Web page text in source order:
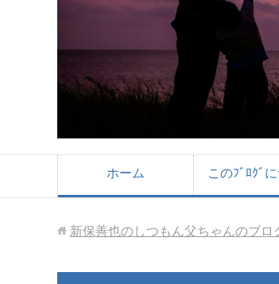
ホーム このﾌﾞﾛｸﾞ
新保善也のしつもん父ちゃんのブロ